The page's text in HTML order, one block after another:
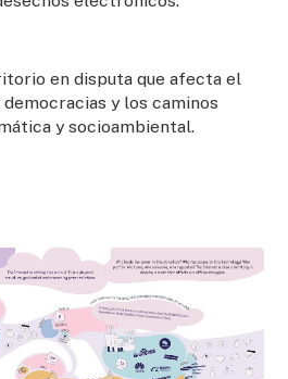
en disputa que afecta el
y los caminos
y socioambiental.